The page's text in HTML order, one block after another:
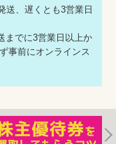
送、遅くとも3営業日
でに3営業日以上か
事前にオンラインス